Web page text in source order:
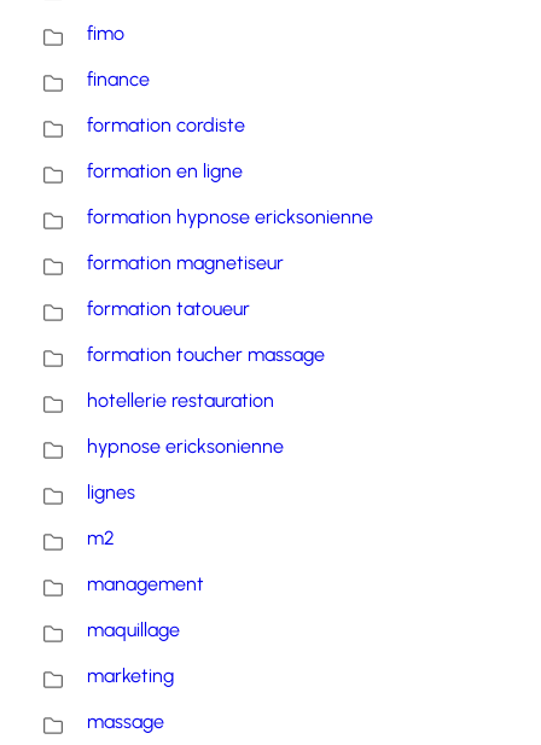
fimo
finance
formation cordiste
formation en ligne
formation hypnose ericksonienne
formation magnetiseur
formation tatoueur
formation toucher massage
hotellerie restauration
hypnose ericksonienne
lignes
m2
management
maquillage
marketing
massage